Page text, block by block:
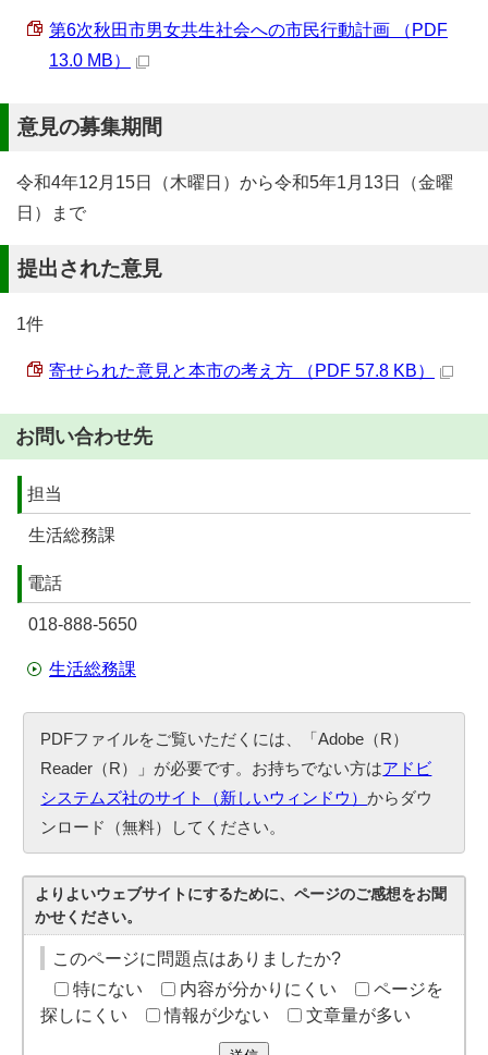
第6次秋田市男女共生社会への市民行動計画 （PDF
13.0 MB）
意見の募集期間
令和4年12月15日（木曜日）から令和5年1月13日（金曜
日）まで
提出された意見
1件
寄せられた意見と本市の考え方 （PDF 57.8 KB）
お問い合わせ先
担当
生活総務課
電話
018-888-5650
生活総務課
PDFファイルをご覧いただくには、「Adobe（R）
Reader（R）」が必要です。お持ちでない方はアドビ
システムズ社のサイト（新しいウィンドウ）からダウ
ンロード（無料）してください。
よりよいウェブサイトにするために、ページのご感想をお聞
かせください。
このページに問題点はありましたか?
特にない
内容が分かりにくい
ページを
探しにくい
情報が少ない 文章量が多い